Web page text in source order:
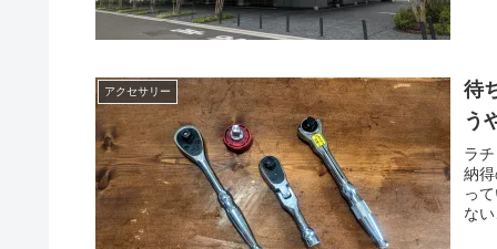
アクセサリー
待
う
ラ
納
っ
な